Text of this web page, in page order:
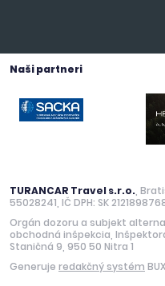
Naši partneri
TURANCAR Travel s.r.o. ,
55028241, IČ DPH: SK
Orgán dozoru a subjekt
obchodná inšpekcia,
Staničná 9, 950 50 Nitra 1
Generuje redakčný systém